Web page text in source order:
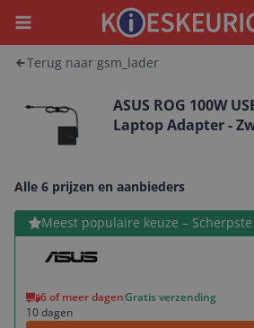
Menu
Terug naar gsm_lader
ASUS ROG 100W
Laptop Adapter -
Alle 6 prijzen en aanbieders
Meest populaire keuze –
6 of meer dagenGratis verzending
10 dagen
Bekijk product